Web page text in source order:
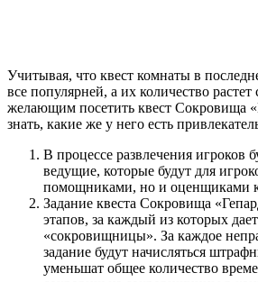
Учитывая, что квест комнаты в
все популярней, а их количество
желающим посетить квест Сокровища
знать, какие же у него есть
В процессе развлечения игроков
ведущие, которые будут для
помощниками, но и оценщиками
Задание квеста Сокровища
этапов, за каждый из которых
«сокровищницы». За каждое
задание будут начисляться
уменьшат общее количество